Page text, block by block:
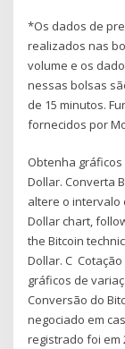
*Os dados de
realizados nas
volume e os
nessas bolsas
de 15 minutos.
fornecidos por
Obtenha
Dollar. Converta
altere o intervalo
Dollar chart,
the Bitcoin
Dollar. C
gráficos de
Conversão do
negociado em
registrado foi em